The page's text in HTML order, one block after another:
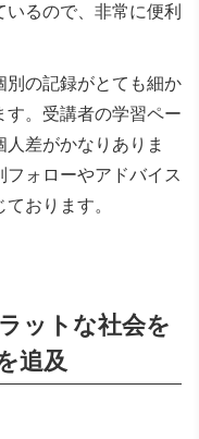
るので、非常に便利
別の記録がとても細か
す。受講者の学習ペー
差がかなりありま
ォローやアドバイス
おります。
ットな社会を
追及